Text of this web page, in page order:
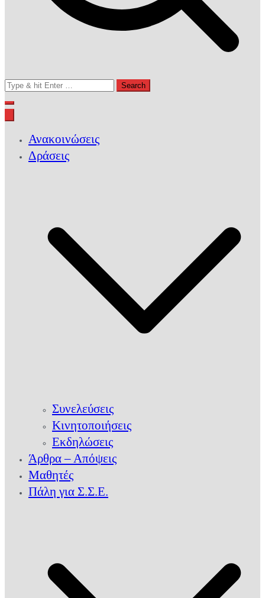
Search
for:
Ανακοινώσεις
Δράσεις
Συνελεύσεις
Κινητοποιήσεις
Εκδηλώσεις
Άρθρα – Απόψεις
Μαθητές
Πάλη για Σ.Σ.Ε.